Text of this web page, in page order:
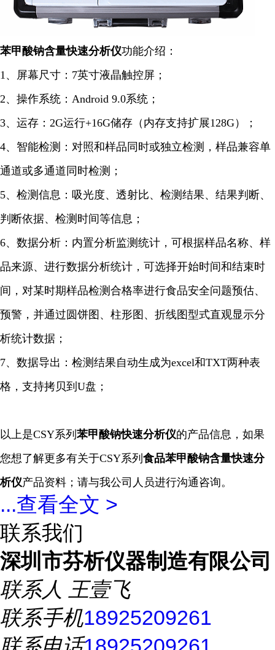
苯甲酸钠含量快速分析仪功能介绍：
1、屏幕尺寸：7英寸液晶触控屏；
2、操作系统：Android 9.0系统；
3、运存：2G运行+16G储存（内存支持扩展128G）；
4、智能检测：对照和样品同时或独立检测，样品兼容单
通道或多通道同时检测；
5、检测信息：吸光度、透射比、检测结果、结果判断、
判断依据、检测时间等信息；
6、 数据分析：内置分析监测统计，可根据样品名称、样
品来源、进行数据分析统计，可选择开始时间和结束时
间，对某时期样品检测合格率进行食品安全问题预估、
预警，并通过圆饼图、柱形图、折线图型式直观显示分
析统计数据；
7、数据导出：检测结果自动生成为excel和TXT两种表
格，支持拷贝到U盘；
以上是CSY系列 苯甲酸钠快速分析仪的产品信息，如果
您想了解更多有关于CSY系列 食品苯甲酸钠含量快速分
析仪产品资料；请与我公司人员进行沟通咨询。
...查看全文 >
联系我们
深圳市芬析仪器制造有限公司
联系人 王壹飞
联系手机18925209261